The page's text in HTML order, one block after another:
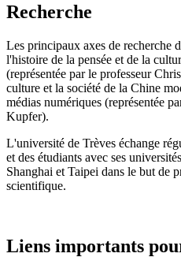
Recherche
Les principaux axes de recherche
l'histoire de la pensée et de la
(représentée par le professeur
culture et la société de la Chine
médias numériques (représentée
Kupfer).
L'université de Trèves échange
et des étudiants avec ses
Shanghai et Taipei dans le but de
scientifique.
Liens importants